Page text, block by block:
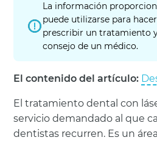
La información
puede utilizarse para
prescribir un tratamiento
consejo de un médico.
El contenido del artículo:
El tratamiento dental con
servicio demandado al que
dentistas recurren. Es un